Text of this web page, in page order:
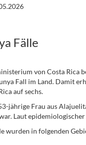
Fälle
von Costa Rica
Fall im Land. Damit
auf sechs.
jährige Frau aus
Laut
wurden in folgenden